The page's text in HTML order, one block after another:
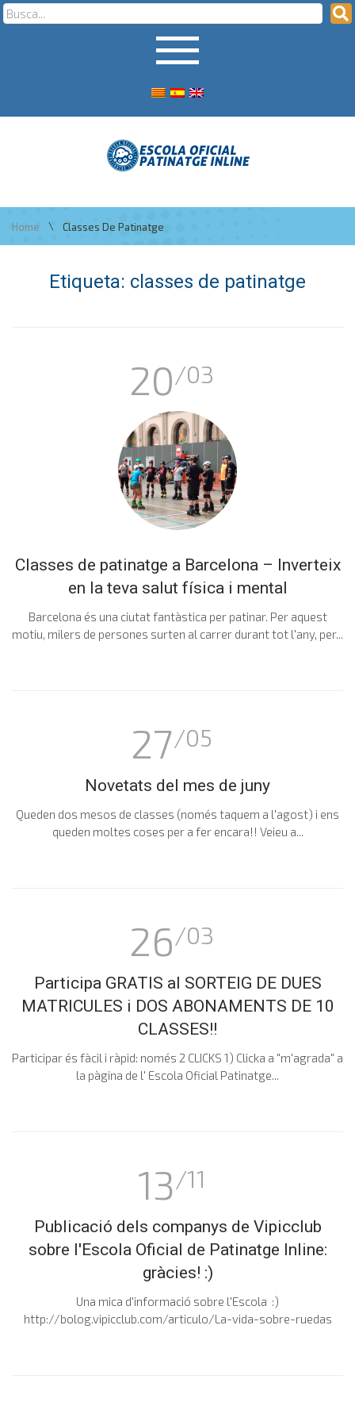
Home \ Classes De Patinatge
Etiqueta: classes de patinatge
20/03
Classes de patinatge a Barcelona – Inverteix
en la teva salut física i mental
Barcelona és una ciutat fantàstica per patinar. Per aquest
motiu, milers de persones surten al carrer durant tot l'any, per...
27/05
Novetats del mes de juny
Queden dos mesos de classes (només taquem a l'agost) i ens
queden moltes coses per a fer encara!! Veieu a...
26/03
Participa GRATIS al SORTEIG DE DUES
MATRICULES i DOS ABONAMENTS DE 10
CLASSES!!
Participar és fàcil i ràpid: només 2 CLICKS 1) Clicka a "m'agrada" a
la pàgina de l' Escola Oficial Patinatge...
13/11
Publicació dels companys de Vipicclub
sobre l'Escola Oficial de Patinatge Inline:
gràcies! :)
Una mica d'informació sobre l'Escola :)
http://bolog.vipicclub.com/articulo/La-vida-sobre-ruedas